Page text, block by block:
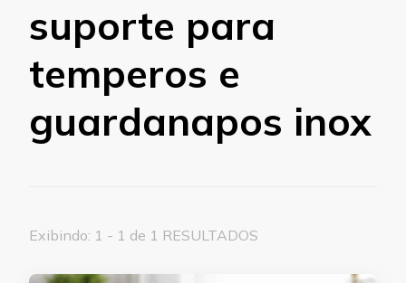
suporte para
temperos e
guardanapos inox
Exibindo: 1 - 1 de 1 RESULTADOS